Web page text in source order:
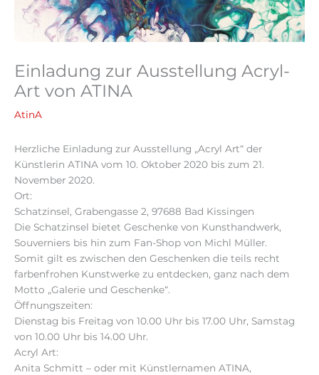
Einladung zur Ausstellung Acryl-
Art von ATINA
AtinA
Herzliche Einladung zur Ausstellung „Acryl Art“ der
Künstlerin ATINA vom 10. Oktober 2020 bis zum 21.
November 2020.
Ort:
Schatzinsel, Grabengasse 2, 97688 Bad Kissingen
Die Schatzinsel bietet Geschenke von Kunsthandwerk,
Souverniers bis hin zum Fan-Shop von Michl Müller.
Somit gilt es zwischen den Geschenken die teils recht
farbenfrohen Kunstwerke zu entdecken, ganz nach dem
Motto „Galerie und Geschenke“.
Öffnungszeiten:
Dienstag bis Freitag von 10.00 Uhr bis 17.00 Uhr, Samstag
von 10.00 Uhr bis 14.00 Uhr.
Acryl Art:
Anita Schmitt – oder mit Künstlernamen ATINA,